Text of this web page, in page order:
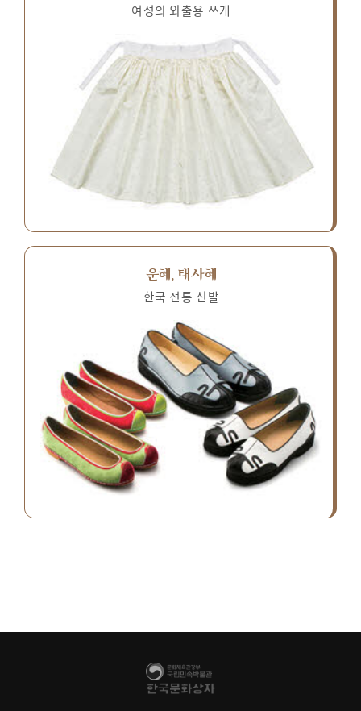
여성의 외출용 쓰개
운혜, 태사혜
한국 전통 신발